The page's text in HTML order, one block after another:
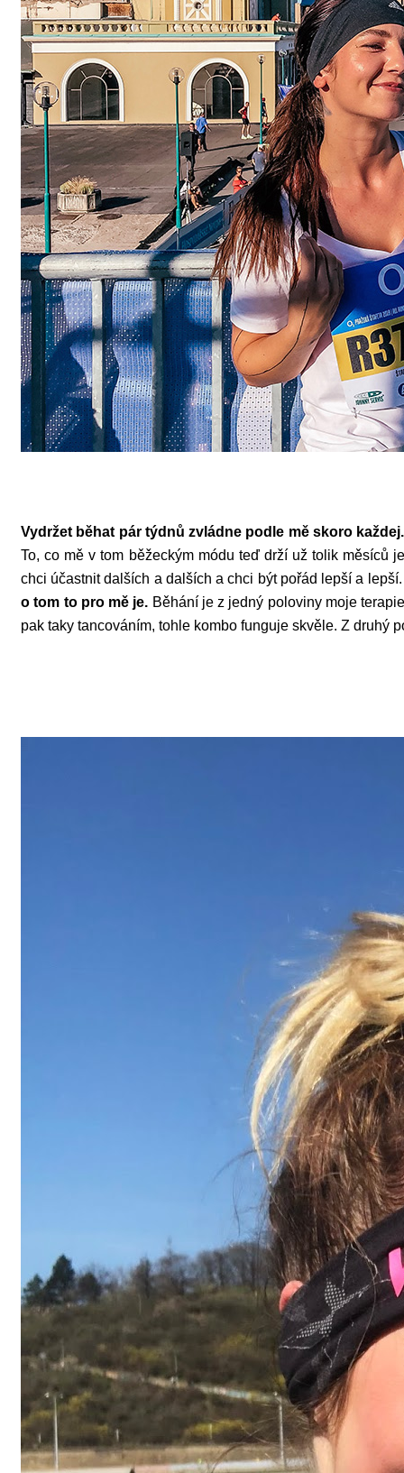
Vydržet běhat pár týdnů zvládne podle mě skoro
To, co mě v tom běžeckým módu teď drží už tolik měsíců
chci účastnit dalších a dalších a chci být pořád lepší a
o tom to pro mě je. Běhání je z jedný poloviny moje
pak taky tancováním, tohle kombo funguje skvěle. Z druhý